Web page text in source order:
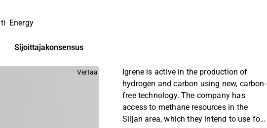
Yhtiökokouskutsut
Yhtiökokousten päivämäärät ja osakkeenomistajatiedot
Energy
Sijoittajakonsensus
Vertaa
Igrene is active in the production of
hydrogen and carbon using new, carbon-
free technology. The company has
access to methane resources in the
Siljan area, which they intend to use for